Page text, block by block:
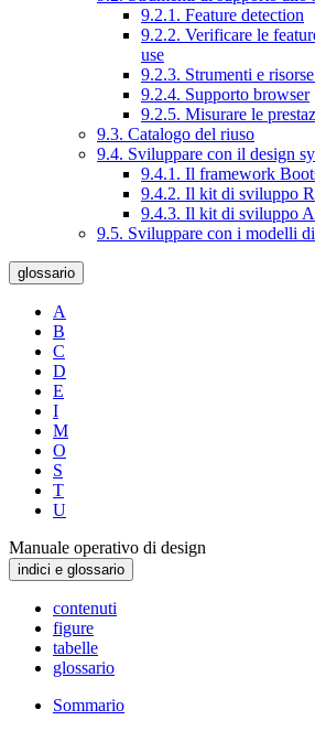
9.2.1. Feature detection
9.2.2. Verificare le
use
9.2.3. Strumenti e
9.2.4. Supporto browser
9.2.5. Misurare le
9.3. Catalogo del riuso
9.4. Sviluppare con il design
9.4.1. Il framework
9.4.2. Il kit di sviluppo
9.4.3. Il kit di sviluppo
9.5. Sviluppare con i modelli
glossario
A
B
C
D
E
I
M
O
S
T
U
Manuale operativo di design
indici e glossario
contenuti
figure
tabelle
glossario
Sommario